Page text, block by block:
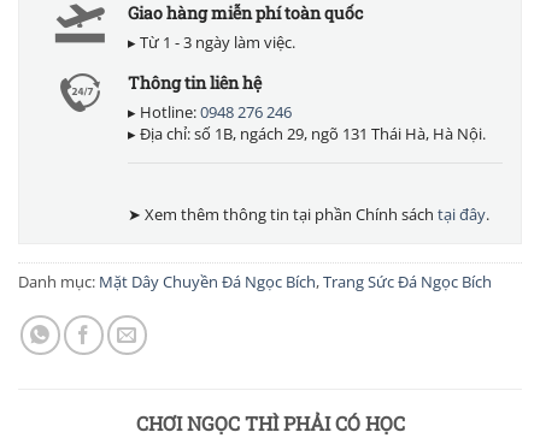
Giao hàng miễn phí toàn quốc
▸ Từ 1 - 3 ngày làm việc.
Thông tin liên hệ
▸ Hotline:0948 276 246
▸ Địa chỉ: số 1B, ngách 29, ngõ 131 Thái Hà, Hà Nội.
➤ Xem thêm thông tin tại phần Chính sách tại đây.
Danh mục: Mặt Dây Chuyền Đá Ngọc Bích,Trang Sức Đá Ngọc Bích
CHƠI NGỌC THÌ PHẢI CÓ HỌC